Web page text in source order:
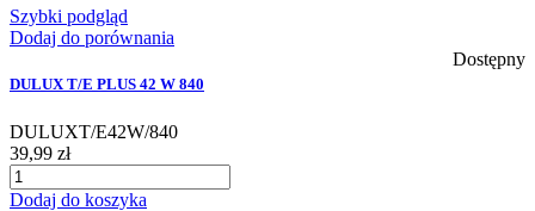
Szybki podgląd
Dodaj do porównania
Dostępny
DULUX T/E PLUS 42 W 840
DULUXT/E42W/840
39,99 zł
Dodaj do koszyka